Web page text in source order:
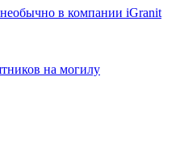
в компании iGranit
на могилу